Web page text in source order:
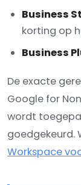
Business
korting op
Business
De exacte
Google for
wordt
goedgekeurd.
Workspace